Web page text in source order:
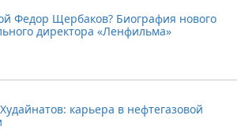
Федор Щербаков? Биография нового
директора «Ленфильма»
карьера в нефтегазовой